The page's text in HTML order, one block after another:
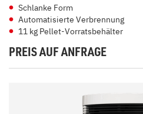
Schlanke Form
Automatisierte Verbrennung
11 kg Pellet-Vorratsbehälter
PREIS AUF ANFRAGE